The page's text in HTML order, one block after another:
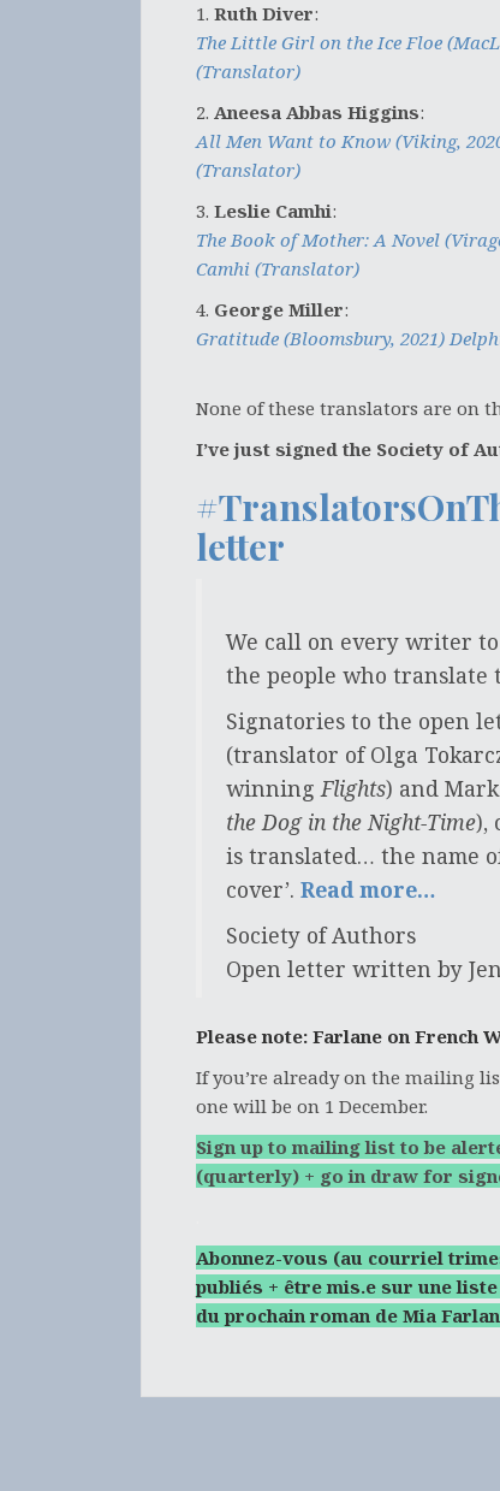
1. Ruth Diver:
The Little Girl on the Ice Floe
(Translator)
2. Aneesa Abbas Higgins:
All Men Want to Know (Viking,
(Translator)
3. Leslie Camhi:
The Book of Mother: A Novel
Camhi (Translator)
4. George Miller:
Gratitude (Bloomsbury, 2021)
None of these translators are on
I’ve just signed the Society of
letter
We call on every writer
the people who translate
Signatories to the open
(translator of Olga
winningFlights) and
the Dog in the Night-Time),
is translated… the name
cover’. Read more…
Society of Authors
Open letter written by
Please note: Farlane on French
If you’re already on the mailing
one will be on 1 December.
Sign up to mailing list to be
(quarterly) + go in draw for
Abonnez-vous (au courriel
publiés + être mis.e sur une
du prochain roman de Mia